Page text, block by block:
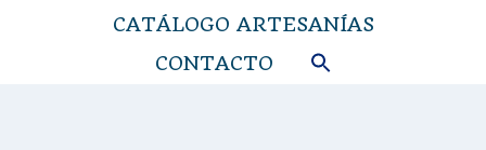
CATÁLOGO ARTESANÍAS
CONTACTO